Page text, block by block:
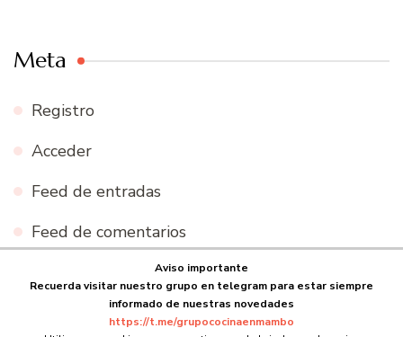
Meta
Registro
Acceder
Feed de entradas
Feed de comentarios
Aviso importante
Recuerda visitar nuestro grupo en telegram para estar siempre
informado de nuestras novedades
https://t.me/grupococinaenmambo